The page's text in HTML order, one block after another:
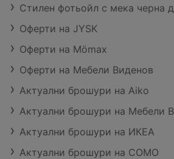
Стилен фотьойл с мека черна
Оферти на JYSK
Оферти на Mömax
Оферти на Мебели Виденов
Актуални брошури на Aiko
Актуални брошури на Мебели
Актуални брошури на ИКЕА
Актуални брошури на COMO